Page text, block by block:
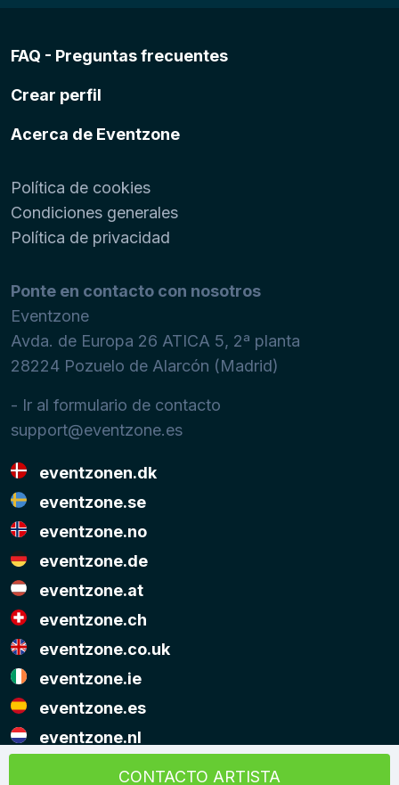
CONTACTO ARTISTA
FAQ - Preguntas frecuentes
Crear perfil
Acerca de Eventzone
Política de cookies
Condiciones generales
Política de privacidad
Ponte en contacto con nosotros
Eventzone
Avda. de Europa 26 ATICA 5, 2ª planta
28224 Pozuelo de Alarcón (Madrid)
- Ir al formulario de contacto
support@eventzone.es
eventzonen.dk
eventzone.se
eventzone.no
eventzone.de
eventzone.at
eventzone.ch
eventzone.co.uk
eventzone.ie
eventzone.es
eventzone.nl
© Copyright Eventzone 2026